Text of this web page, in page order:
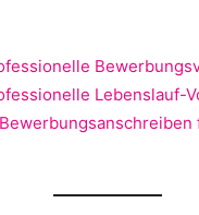
Lebenslauf-